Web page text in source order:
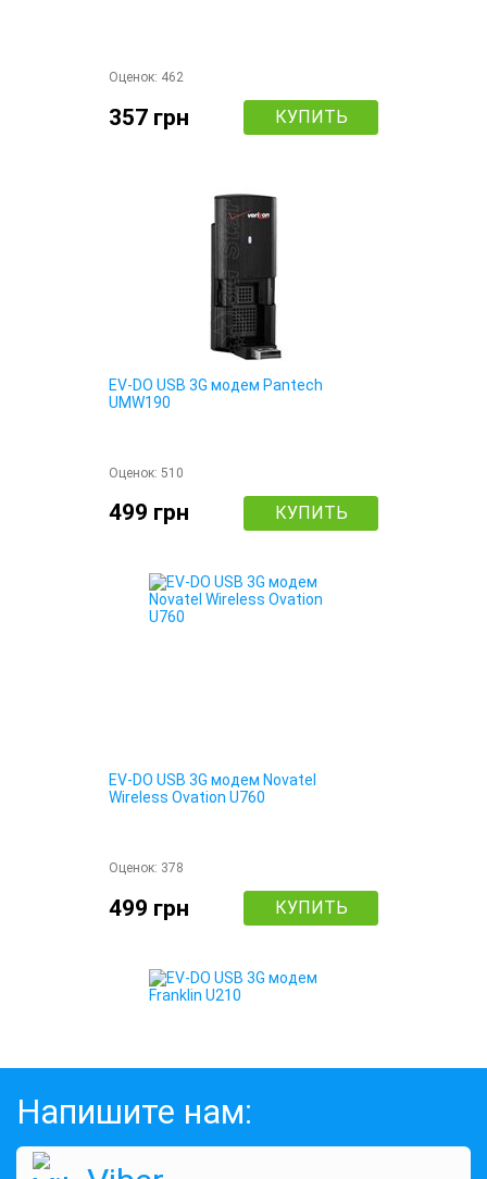
Оценок: 462
357 грн КУПИТЬ
EV-DO USB 3G модем Pantech
UMW190
Оценок: 510
499 грн КУПИТЬ
EV-DO USB 3G модем Novatel
Wireless Ovation U760
Оценок: 378
499 грн КУПИТЬ
EV-DO USB 3G модем Franklin U210
Напишите нам: